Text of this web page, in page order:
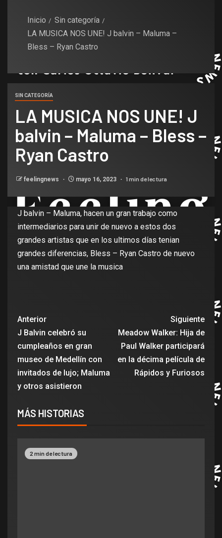
Inicio
Sin categoría
LA MUSICA NOS UNE! J balvin – Maluma –
Bless – Ryan Castro
SIN CATEGORÍA
LA MUSICA NOS UNE! J
balvin – Maluma – Bless –
Ryan Castro
feelingnews mayo 16, 2023 1 min de lectura
J balvin – Maluma, hacen un gran trabajo como
intermediarios para unir de nuevo a estos dos
grandes artistas que en los ultimos días tenian
grandes diferencias, Bless – Ryan Castro de nuevo
una amistad que une la musica
Anterior
J Balvin celebró su
cumpleaños en gran
museo de Medellín con
invitados de lujo; Maluma
y otros asistieron
Siguiente
Meadow Walker: Hija de
Paul Walker participará
en la décima película de
Rápidos y Furiosos
MÁS HISTORIAS
2 min de lectura